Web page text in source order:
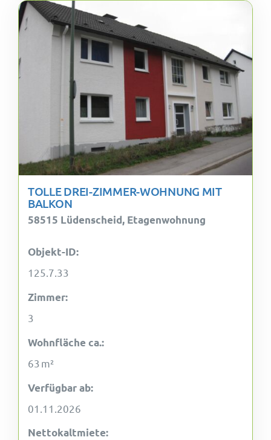
TOLLE DREI-ZIMMER-WOHNUNG MIT
BALKON
58515 Lüdenscheid, Etagenwohnung
Objekt-ID:
125.7.33
Zimmer:
3
Wohnfläche ca.:
63 m²
Verfügbar ab:
01.11.2026
Nettokaltmiete: